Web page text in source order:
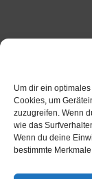
Um dir ein
Cookies, um
zuzugreifen. Wenn
wie das
Wenn du deine
bestimmte